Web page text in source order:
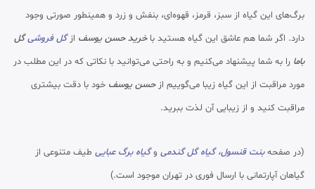
برگ‌های این گیاه از سبز، قرمز، قهوه‌ای، بنفش و زرد و همینطور صورتی وجود
دارد. اگر شما هم عاشق این گیاه هستید باخرید حسن یوسف از گل فروشیگل
باما را به شما پیشنهاد می‌کنیم و به راحتی می‌توانید با نکاتی که در این مطلب در
مورد مراقبت از این گیاه زیبا می‌گوییم ازحسن یوسف خود با دقت بیشتری
مراقبت کنید و از زیبایی آن لذت ببرید.
(در صفحهبنت قنسول،گیاه گل گندمی وگیاه برگ عبایی طیف متنوعی از
گیاهان آپارتمانی با ارسال فوری در تهران موجود است.)